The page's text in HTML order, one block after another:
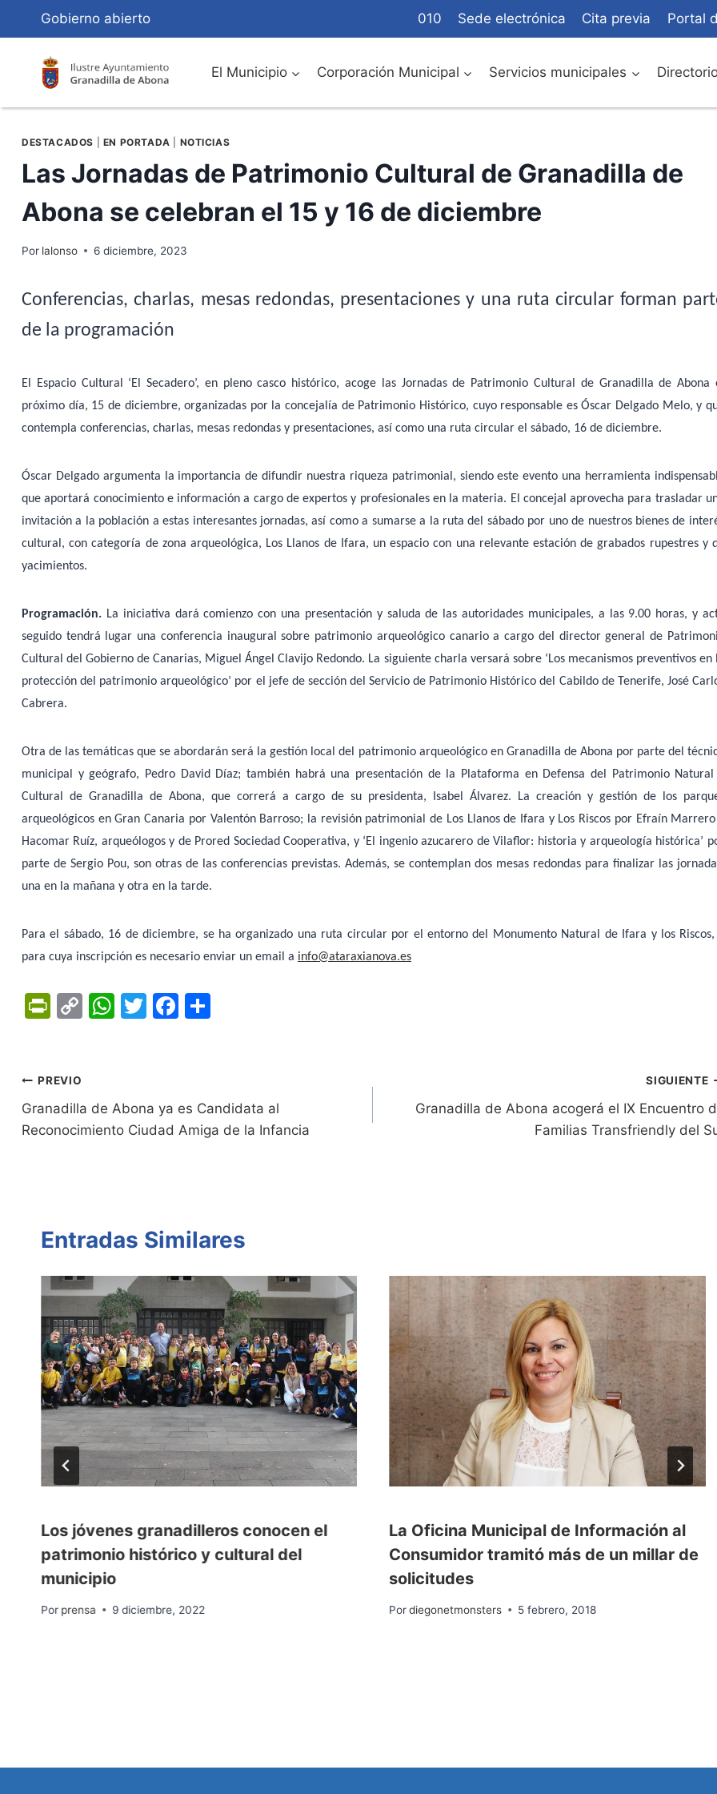
Contenido
Gobierno abierto 010 Sede electrónica Cita previa Portal
El Municipio Corporación Municipal Servicios municipales
DESTACADOS EN PORTADA NOTICIAS
Las Jornadas de Patrimonio Cultural de Granadilla de
Abona se celebran el 15 y 16 de diciembre
Por lalonso 6 diciembre, 2023
Conferencias, charlas, mesas redondas, presentaciones y una ruta circular forman
de la programación
El Espacio Cultural ‘El Secadero’, en pleno casco histórico, acoge las Jornadas de Patrimonio Cultural de Granadilla de Abona
próximo día, 15 de diciembre, organizadas por la concejalía de Patrimonio Histórico, cuyo responsable es Óscar Delgado Melo, y
contempla conferencias, charlas, mesas redondas y presentaciones, así como una ruta circular el sábado, 16 de diciembre.
Óscar Delgado argumenta la importancia de difundir nuestra riqueza patrimonial, siendo este evento una herramienta
que aportará conocimiento e información a cargo de expertos y profesionales en la materia. El concejal aprovecha para trasladar
invitación a la población a estas interesantes jornadas, así como a sumarse a la ruta del sábado por uno de nuestros bienes de
cultural, con categoría de zona arqueológica, Los Llanos de Ifara, un espacio con una relevante estación de grabados rupestres y
yacimientos.
Programación. La iniciativa dará comienzo con una presentación y saluda de las autoridades municipales, a las 9.00 horas, y
seguido tendrá lugar una conferencia inaugural sobre patrimonio arqueológico canario a cargo del director general de
Cultural del Gobierno de Canarias, Miguel Ángel Clavijo Redondo. La siguiente charla versará sobre ‘Los mecanismos preventivos en
protección del patrimonio arqueológico’ por el jefe de sección del Servicio de Patrimonio Histórico del Cabildo de Tenerife, José
Cabrera.
Otra de las temáticas que se abordarán será la gestión local del patrimonio arqueológico en Granadilla de Abona por parte del
municipal y geógrafo, Pedro David Díaz; también habrá una presentación de la Plataforma en Defensa del Patrimonio
Cultural de Granadilla de Abona, que correrá a cargo de su presidenta, Isabel Álvarez. La creación y gestión de los
arqueológicos en Gran Canaria por Valentón Barroso; la revisión patrimonial de Los Llanos de Ifara y Los Riscos por Efraín
Hacomar Ruíz, arqueólogos y de Prored Sociedad Cooperativa, y ‘El ingenio azucarero de Vilaflor: historia y arqueología histórica’
parte de Sergio Pou, son otras de las conferencias previstas. Además, se contemplan dos mesas redondas para finalizar las
una en la mañana y otra en la tarde.
Para el sábado, 16 de diciembre, se ha organizado una ruta circular por el entorno del Monumento Natural de Ifara y los
para cuya inscripción es necesario enviar un email a info@ataraxianova.es
Pr
ri
e
n
C
Li
n
W
A
p
T
F
b
o
ar
tir
Navegación
de
PREVIO
Granadilla de Abona ya es Candidata al
Reconocimiento Ciudad Amiga de la Infancia
SIGUIENTE
Granadilla de Abona acogerá el IX Encuentro
Familias Transfriendly del
Entradas Similares
Los jóvenes granadilleros conocen el
patrimonio histórico y cultural del
municipio
Por prensa 9 diciembre, 2022
La Oficina Municipal de Información al
Consumidor tramitó más de un millar de
solicitudes
Por diegonetmonsters 5 febrero, 2018